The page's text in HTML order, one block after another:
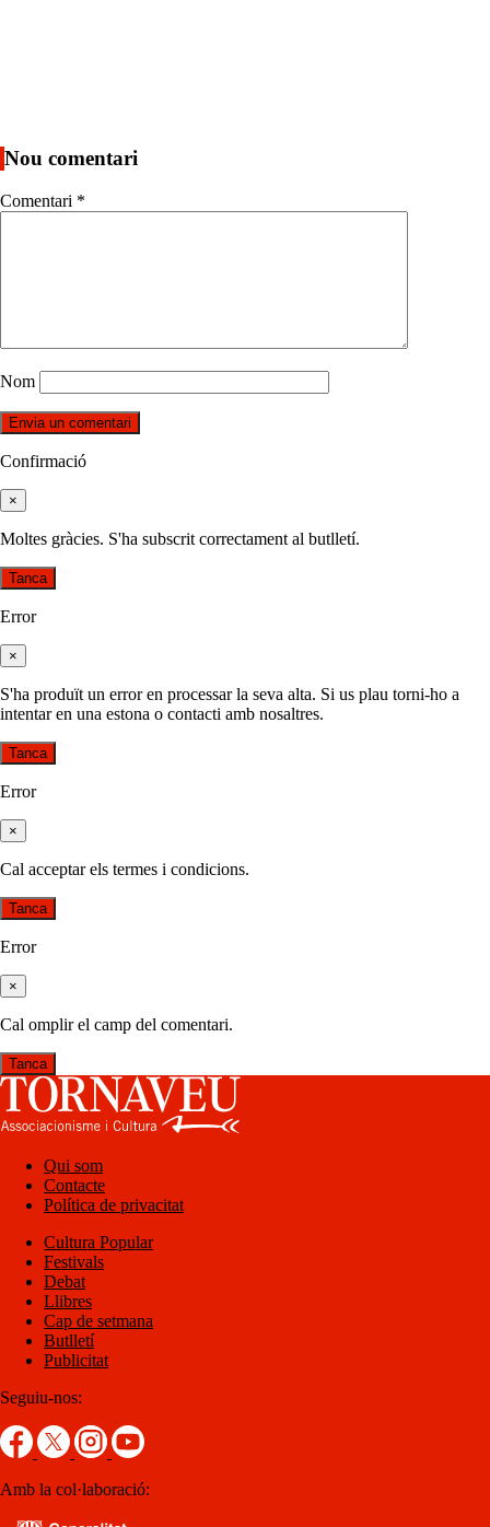
Nou comentari
Comentari *
Nom
Confirmació
×
Moltes gràcies. S'ha subscrit correctament al butlletí.
Tanca
Error
×
S'ha produït un error en processar la seva alta. Si us plau torni-ho a
intentar en una estona o contacti amb nosaltres.
Tanca
Error
×
Cal acceptar els termes i condicions.
Tanca
Error
×
Cal omplir el camp del comentari.
Tanca
Qui som
Contacte
Política de privacitat
Cultura Popular
Festivals
Debat
Llibres
Cap de setmana
Butlletí
Publicitat
Seguiu-nos:
Amb la col·laboració: